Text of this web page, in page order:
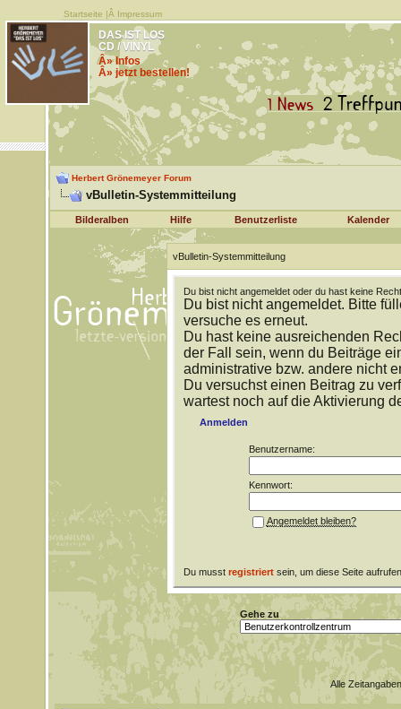
Startseite |Â Impressum
DAS IST LOS
CD / VINYL
Â» Infos
Â» jetzt bestellen!
Herbert Grönemeyer Forum
vBulletin-Systemmitteilung
Bilderalben Hilfe Benutzerliste Kalender
vBulletin-Systemmitteilung
Du bist nicht angemeldet oder du hast keine
Du bist nicht angemeldet. Bitte
versuche es erneut.
Du hast keine ausreichenden
der Fall sein, wenn du Beiträge
administrative bzw. andere nicht
Du versuchst einen Beitrag zu
wartest noch auf die Aktivierung
Anmelden
Benutzername:
Kennwort:
Angemeldet bleiben?
Du musst registriertsein, um diese Seite
Gehe zu
Alle